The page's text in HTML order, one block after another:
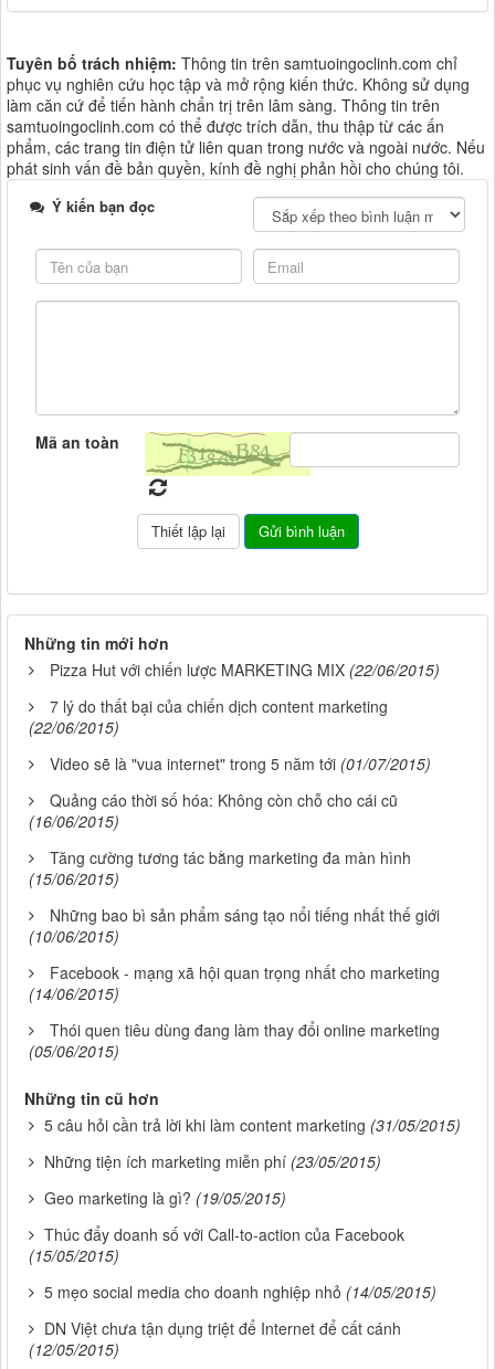
Tuyên bố trách nhiệm: Thông tin trên samtuoingoclinh.com chỉ
phục vụ nghiên cứu học tập và mở rộng kiến thức. Không sử dụng
làm căn cứ để tiến hành chẩn trị trên lâm sàng. Thông tin trên
samtuoingoclinh.com có thể được trích dẫn, thu thập từ các ấn
phẩm, các trang tin điện tử liên quan trong nước và ngoài nước. Nếu
phát sinh vấn đề bản quyền, kính đề nghị phản hồi cho chúng tôi.
Ý kiến bạn đọc
Mã an toàn
Những tin mới hơn
Pizza Hut với chiến lược MARKETING MIX (22/06/2015)
7 lý do thất bại của chiến dịch content marketing
(22/06/2015)
Video sẽ là "vua internet" trong 5 năm tới (01/07/2015)
Quảng cáo thời số hóa: Không còn chỗ cho cái cũ
(16/06/2015)
Tăng cường tương tác bằng marketing đa màn hình
(15/06/2015)
Những bao bì sản phẩm sáng tạo nổi tiếng nhất thế giới
(10/06/2015)
Facebook - mạng xã hội quan trọng nhất cho marketing
(14/06/2015)
Thói quen tiêu dùng đang làm thay đổi online marketing
(05/06/2015)
Những tin cũ hơn
5 câu hỏi cần trả lời khi làm content marketing (31/05/2015)
Những tiện ích marketing miễn phí (23/05/2015)
Geo marketing là gì? (19/05/2015)
Thúc đẩy doanh số với Call-to-action của Facebook
(15/05/2015)
5 mẹo social media cho doanh nghiệp nhỏ (14/05/2015)
DN Việt chưa tận dụng triệt để Internet để cất cánh
(12/05/2015)